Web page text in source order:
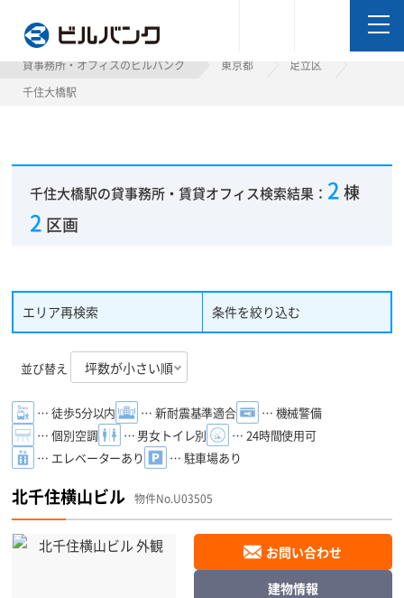
貸事務所・オフィスのビルバンク 東京都
足立区
千住大橋駅
千住大橋駅の貸事務所・賃貸オフィス検索結果： 2棟
2 区画
エリア再検索 条件を絞り込む
並び替え
… 徒歩5分以内 … 新耐震基準適合
… 機械警備
… 個別空調
… 男女トイレ別
… 24時間使用可
… エレベーターあり
… 駐車場あり
北千住横山ビル 物件No.U03505
お問い合わせ
建物情報